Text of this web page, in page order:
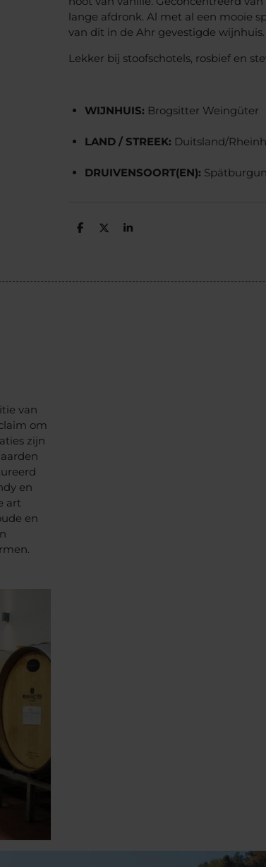
lange afdronk. Al met al een mooie
van dit in de Ahr gevestigde wijnhuis.
Lekker bij stoofschotels, rosbief en
WIJNHUIS: Brogsitter Weingüter
LAND / STREEK: Duitsland/
DRUIVENSOORT(EN):
D
D
S
van
om
zijn
en
art
en